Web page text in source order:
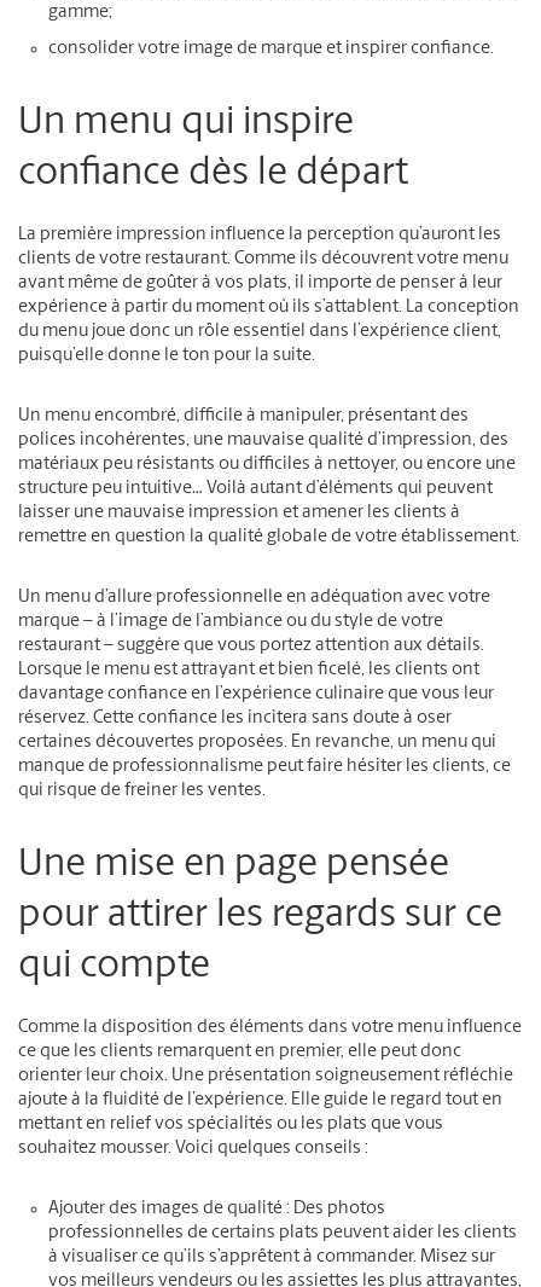
gamme;
consolider votre image de marque et inspirer confiance.
Un menu qui inspire
confiance dès le départ
La première impression influence la perception qu’auront les
clients de votre restaurant. Comme ils découvrent votre menu
avant même de goûter à vos plats, il importe de penser à leur
expérience à partir du moment où ils s’attablent. La conception
du menu joue donc un rôle essentiel dans l’expérience client,
puisqu’elle donne le ton pour la suite.
Un menu encombré, difficile à manipuler, présentant des
polices incohérentes, une mauvaise qualité d’impression, des
matériaux peu résistants ou difficiles à nettoyer, ou encore une
structure peu intuitive… Voilà autant d’éléments qui peuvent
laisser une mauvaise impression et amener les clients à
remettre en question la qualité globale de votre établissement.
Un menu d’allure professionnelle en adéquation avec votre
marque – à l’image de l’ambiance ou du style de votre
restaurant – suggère que vous portez attention aux détails.
Lorsque le menu est attrayant et bien ficelé, les clients ont
davantage confiance en l’expérience culinaire que vous leur
réservez. Cette confiance les incitera sans doute à oser
certaines découvertes proposées. En revanche, un menu qui
manque de professionnalisme peut faire hésiter les clients, ce
qui risque de freiner les ventes.
Une mise en page pensée
pour attirer les regards sur ce
qui compte
Comme la disposition des éléments dans votre menu influence
ce que les clients remarquent en premier, elle peut donc
orienter leur choix. Une présentation soigneusement réfléchie
ajoute à la fluidité de l’expérience. Elle guide le regard tout en
mettant en relief vos spécialités ou les plats que vous
souhaitez mousser. Voici quelques conseils :
Ajouter des images de qualité : Des photos
professionnelles de certains plats peuvent aider les clients
à visualiser ce qu’ils s’apprêtent à commander. Misez sur
vos meilleurs vendeurs ou les assiettes les plus attrayantes,